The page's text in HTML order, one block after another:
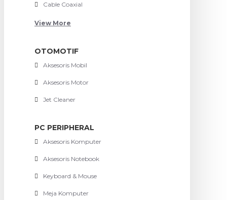
Cable Coaxial
View More
OTOMOTIF
Aksesoris Mobil
Aksesoris Motor
Jet Cleaner
PC PERIPHERAL
Aksesoris Komputer
Aksesoris Notebook
Keyboard & Mouse
Meja Komputer